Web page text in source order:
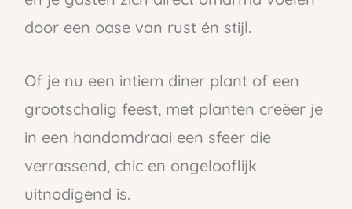
door een oase van rust én stijl.
Of je nu een intiem diner plant of een
grootschalig feest, met planten creëer je
in een handomdraai een sfeer die
verrassend, chic en ongelooflijk
uitnodigend is.